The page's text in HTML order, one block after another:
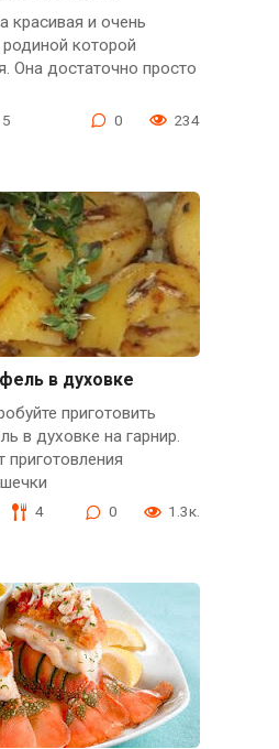
красивая и очень
которой
Она достаточно просто
0 234
в духовке
приготовить
в духовке на гарнир.
4 0 1.3к.